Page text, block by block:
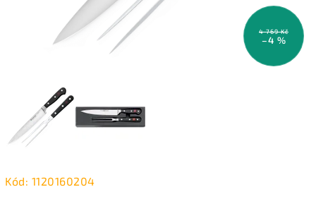
4 769 Kč
–4 %
Kód: 1120160204